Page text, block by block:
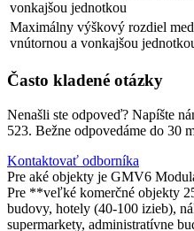
vonkajšou jednotkou
Maximálny výškový rozdiel
vnútornou a vonkajšou
Často kladené otázky
Nenašli ste odpoveď? Napíšte
523. Bežne odpovedáme do 30
Kontaktovať odborníka
Pre aké objekty je GMV6
Pre **veľké komerčné objekty
budovy, hotely (40-100 izieb),
supermarkety, administratívne